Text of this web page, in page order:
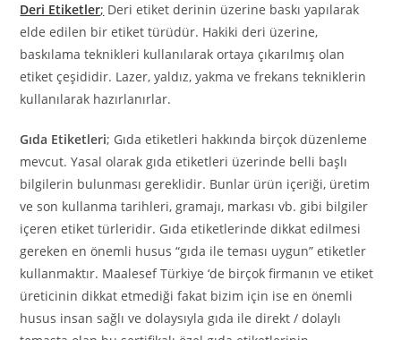
Deri Etiketler; Deri etiket derinin üzerine baskı yapılarak
elde edilen bir etiket türüdür. Hakiki deri üzerine,
baskılama teknikleri kullanılarak ortaya çıkarılmış olan
etiket çeşididir. Lazer, yaldız, yakma ve frekans tekniklerin
kullanılarak hazırlanırlar.
Gıda Etiketleri; Gıda etiketleri hakkında birçok düzenleme
mevcut. Yasal olarak gıda etiketleri üzerinde belli başlı
bilgilerin bulunması gereklidir. Bunlar ürün içeriği, üretim
ve son kullanma tarihleri, gramajı, markası vb. gibi bilgiler
içeren etiket türleridir. Gıda etiketlerinde dikkat edilmesi
gereken en önemli husus “gıda ile teması uygun” etiketler
kullanmaktır. Maalesef Türkiye ‘de birçok firmanın ve etiket
üreticinin dikkat etmediği fakat bizim için ise en önemli
husus insan sağlı ve dolaysıyla gıda ile direkt / dolaylı